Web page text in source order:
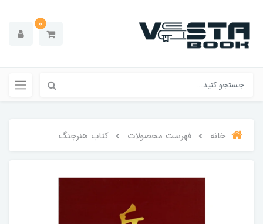
0
خانه فهرست محصولات کتاب هنرجنگ